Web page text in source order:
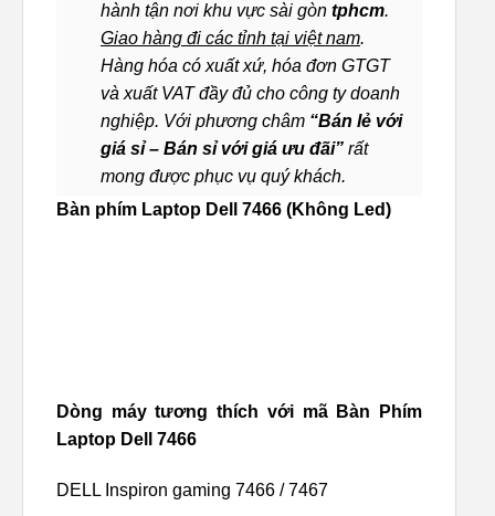
hành tận nơi khu vực sài gòn tphcm.
Giao hàng đi các tỉnh tại việt nam.
Hàng hóa có xuất xứ, hóa đơn GTGT
và xuất VAT đầy đủ cho công ty doanh
nghiệp. Với phương châm “Bán lẻ với
giá sỉ – Bán sỉ với giá ưu đãi” rất
mong được phục vụ quý khách.
Bàn phím Laptop Dell 7466 (Không Led)
Dòng máy tương thích với mã Bàn Phím
Laptop Dell 7466
DELL Inspiron gaming 7466 / 7467